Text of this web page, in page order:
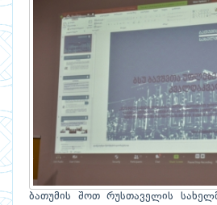
ბათუმის შოთ რუსთაველის